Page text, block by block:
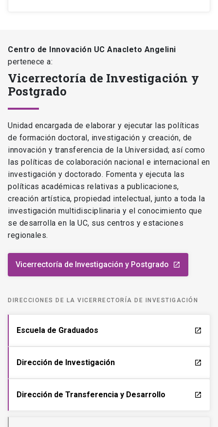
Centro de Innovación UC Anacleto Angelini
pertenece a:
Vicerrectoría de Investigación y
Postgrado
Unidad encargada de elaborar y ejecutar las políticas
de formación doctoral, investigación y creación, de
innovación y transferencia de la Universidad; así como
las políticas de colaboración nacional e internacional en
investigación y doctorado. Fomenta y ejecuta las
políticas académicas relativas a publicaciones,
creación artística, propiedad intelectual, junto a toda la
investigación multidisciplinaria y el conocimiento que
se desarrolla en la UC, sus centros y estaciones
regionales.
Vicerrectoría de Investigación y Postgrado launch
DIRECCIONES DE LA VICERRECTORÍA DE INVESTIGACIÓN
Escuela de Graduados launch
Dirección de Investigación launch
Dirección de Transferencia y Desarrollo launch